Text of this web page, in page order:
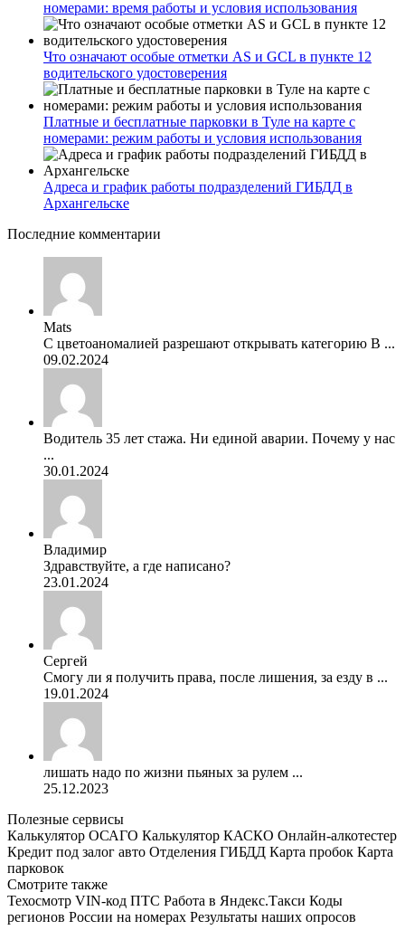
номерами: время работы и условия использования
Что означают особые отметки AS и GCL в пункте 12
водительского удостоверения
Платные и бесплатные парковки в Туле на карте с
номерами: режим работы и условия использования
Адреса и график работы подразделений ГИБДД в
Архангельске
Последние комментарии
Mats
С цветоаномалией разрешают открывать категорию В ...
09.02.2024
Водитель 35 лет стажа. Ни единой аварии. Почему у нас
...
30.01.2024
Владимир
Здравствуйте, а где написано?
23.01.2024
Сергей
Смогу ли я получить права, после лишения, за езду в ...
19.01.2024
лишать надо по жизни пьяных за рулем ...
25.12.2023
Полезные сервисы
Калькулятор ОСАГО Калькулятор КАСКО Онлайн-алкотестер
Кредит под залог авто Отделения ГИБДД Карта пробок Карта
парковок
Смотрите также
Техосмотр VIN-код ПТС Работа в Яндекс.Такси Коды
регионов России на номерах Результаты наших опросов